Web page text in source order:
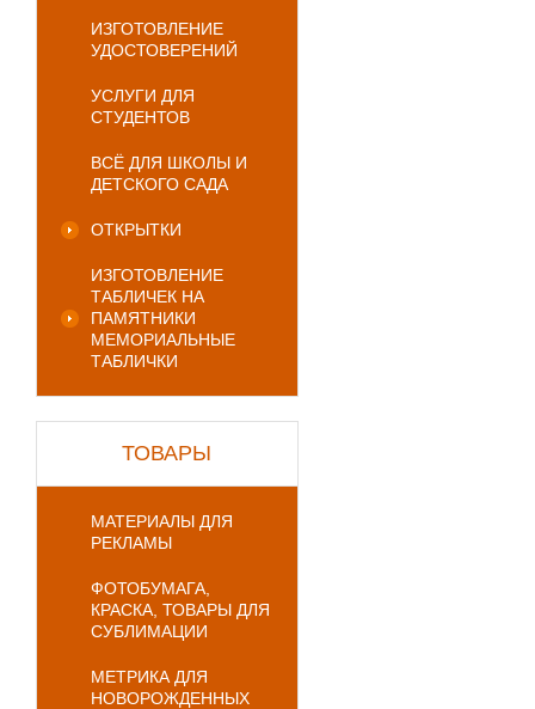
ИЗГОТОВЛЕНИЕ
УДОСТОВЕРЕНИЙ
УСЛУГИ ДЛЯ
СТУДЕНТОВ
ВСЁ ДЛЯ ШКОЛЫ И
ДЕТСКОГО САДА
ОТКРЫТКИ
ИЗГОТОВЛЕНИЕ
ТАБЛИЧЕК НА
ПАМЯТНИКИ
МЕМОРИАЛЬНЫЕ
ТАБЛИЧКИ
ТОВАРЫ
МАТЕРИАЛЫ ДЛЯ
РЕКЛАМЫ
ФОТОБУМАГА,
КРАСКА, ТОВАРЫ ДЛЯ
СУБЛИМАЦИИ
МЕТРИКА ДЛЯ
НОВОРОЖДЕННЫХ